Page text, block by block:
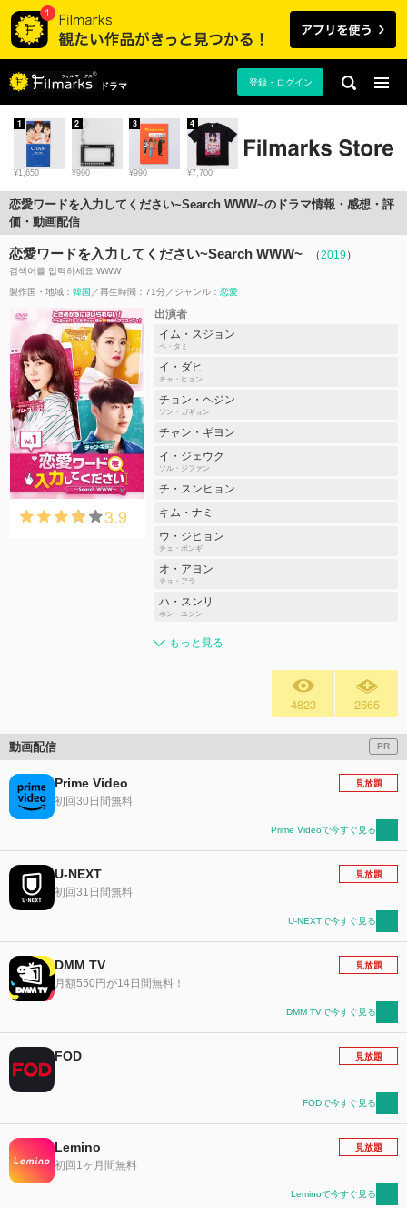
ドラマ 登録・ログイン
¥1,650
1
¥990
2
¥990
3
¥7,700
4
恋愛ワードを入力してください~Search WWW~のドラマ情報・感想・評
価・動画配信
恋愛ワードを入力してください~Search WWW~ （2019）
검색어를 입력하세요 WWW
製作国・地域： 韓国 再生時間：71分 ジャンル： 恋愛
3.9
出演者
イム・スジョン
ペ・タミ
イ・ダヒ
チャ・ヒョン
チョン・ヘジン
ソン・ガギョン
チャン・ギヨン
イ・ジェウク
ソル・ジファン
チ・スンヒョン
キム・ナミ
ウ・ジヒョン
チェ・ボンギ
オ・アヨン
チョ・アラ
ハ・スンリ
ホン・ユジン
もっと見る
4823 2665
動画配信 PR
Prime Video
初回30日間無料
見放題
Prime Videoで今すぐ見る
U-NEXT
初回31日間無料
見放題
U-NEXTで今すぐ見る
DMM TV
月額550円が14日間無料！
見放題
DMM TVで今すぐ見る
FOD 見放題
FODで今すぐ見る
Lemino
初回1ヶ月間無料
見放題
Leminoで今すぐ見る